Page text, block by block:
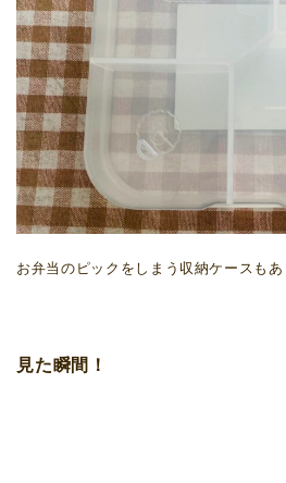
お弁当のピックをしまう収納ケースも
見た瞬間！